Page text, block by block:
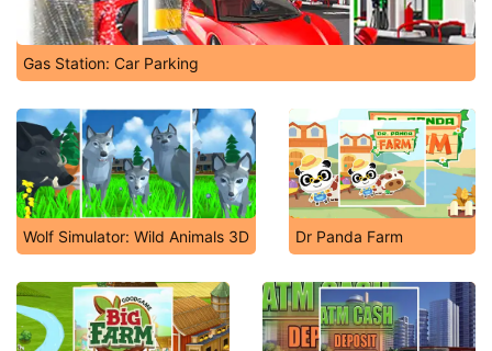
Gas Station: Car Parking
Wolf Simulator: Wild Animals 3D Dr Panda Farm